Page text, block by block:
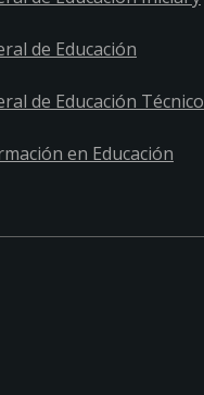
de Educación
de Educación Técnico
en Educación